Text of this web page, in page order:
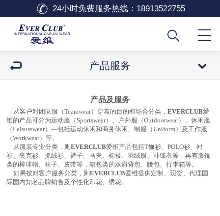
24小时免费服务热线： 18913522755
产品服务
产品及服务
从客户对团队服（Teamwear）穿着的目的和场合分类，EVERCLUB爱
维的产品可分为运动服（ Sportswear）、户外服（Outdoorwear）、休闲服
（Leisurewear）—包括运动休闲和商务休闲、制服（Uniform）及工作服
（Workwear）等。
从服装专业分类，则EVERCLUB爱维产品包括T恤衫、POLO衫、衬
衫、夹克衫、抓绒衫、裤子、马夹、棉褛、羽绒服、冲锋衣等，再有服饰
类的棒球帽、袜子、皮带等，箱包类的双肩背包、腰包、行李箱等。
如果按对客户服务分类，则EVERCLUB爱维提供定制、现货、代理国
际国内知名品牌销售及个性化印花、绣花。